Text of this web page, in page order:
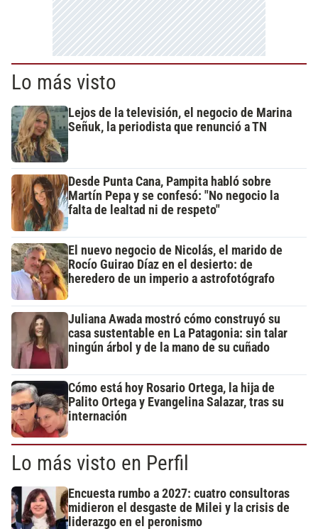
Lo más visto
Lejos de la televisión, el negocio de Marina
Señuk, la periodista que renunció a TN
Desde Punta Cana, Pampita habló sobre
Martín Pepa y se confesó: "No negocio la
falta de lealtad ni de respeto"
El nuevo negocio de Nicolás, el marido de
Rocío Guirao Díaz en el desierto: de
heredero de un imperio a astrofotógrafo
Juliana Awada mostró cómo construyó su
casa sustentable en La Patagonia: sin talar
ningún árbol y de la mano de su cuñado
Cómo está hoy Rosario Ortega, la hija de
Palito Ortega y Evangelina Salazar, tras su
internación
Lo más visto en Perfil
Encuesta rumbo a 2027: cuatro consultoras
midieron el desgaste de Milei y la crisis de
liderazgo en el peronismo